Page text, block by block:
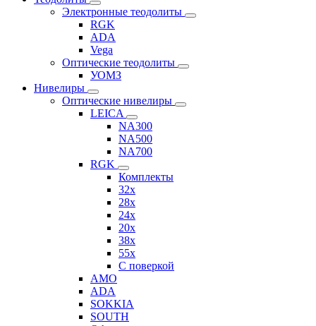
Электронные теодолиты
RGK
ADA
Vega
Оптические теодолиты
УОМЗ
Нивелиры
Оптические нивелиры
LEICA
NA300
NA500
NA700
RGK
Комплекты
32x
28x
24x
20x
38x
55x
C поверкой
AMO
ADA
SOKKIA
SOUTH